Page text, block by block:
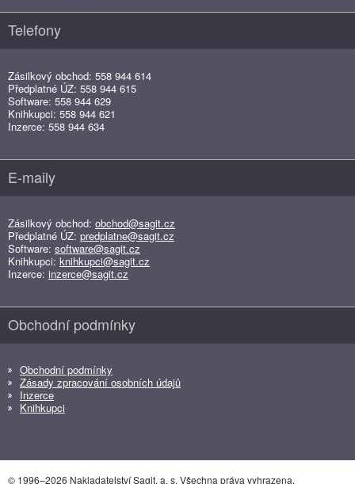
Telefony
Zásilkový obchod: 558 944 614
Předplatné ÚZ: 558 944 615
Software: 558 944 629
Knihkupci: 558 944 621
Inzerce: 558 944 634
E-maily
Zásilkový obchod: obchod@sagit.cz
Předplatné ÚZ: predplatne@sagit.cz
Software: software@sagit.cz
Knihkupci: knihkupci@sagit.cz
Inzerce: inzerce@sagit.cz
Obchodní podmínky
Obchodní podmínky
Zásady zpracování osobních údajů
Inzerce
Knihkupci
© 1996–2026 Nakladatelství Sagit, a. s. Všechna práva vyhrazena.